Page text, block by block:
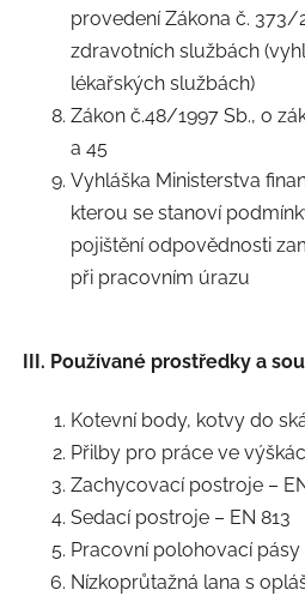
provedení Zákona č. 373/
zdravotních službách
lékařských službách)
Zákon č.48/1997 Sb., o
a 45
Vyhláška Ministerstva
kterou se stanoví
pojištění odpovědnosti
při pracovním úrazu
III. Používané prostředky a
Kotevní body, kotvy do
Přilby pro práce ve
Zachycovací postroje –
Sedací postroje – EN 813
Pracovní polohovací pásy
Nízkoprůtažná lana s